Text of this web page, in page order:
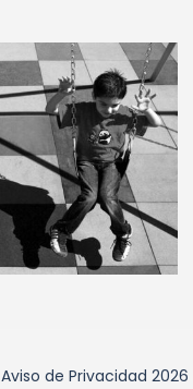
Aviso de Privacidad 2026